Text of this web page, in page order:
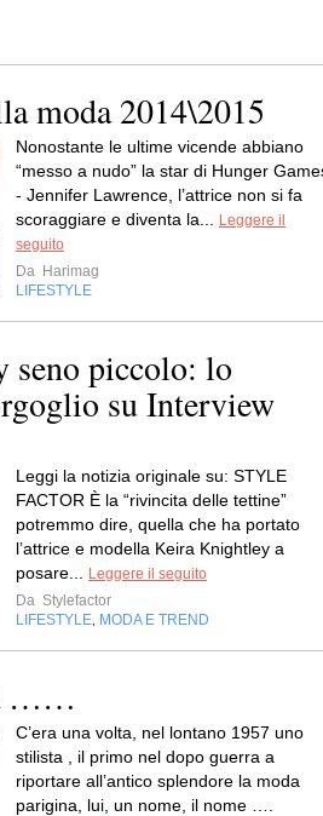
moda 2014\2015
Nonostante le ultime vicende abbiano
“messo a nudo” la star di Hunger
- Jennifer Lawrence, l’attrice non si fa
scoraggiare e diventa la...
Leggere il
seguito
Da Harimag
LIFESTYLE
seno piccolo: lo
su Interview
Leggi la notizia originale su: STYLE
FACTOR È la “rivincita delle tettine”
potremmo dire, quella che ha portato
l’attrice e modella Keira Knightley a
posare...
Leggere il seguito
Da Stylefactor
LIFESTYLE MODA E TREND
……
C’era una volta, nel lontano 1957 uno
stilista , il primo nel dopo guerra a
riportare all’antico splendore la moda
parigina, lui, un nome, il nome ….